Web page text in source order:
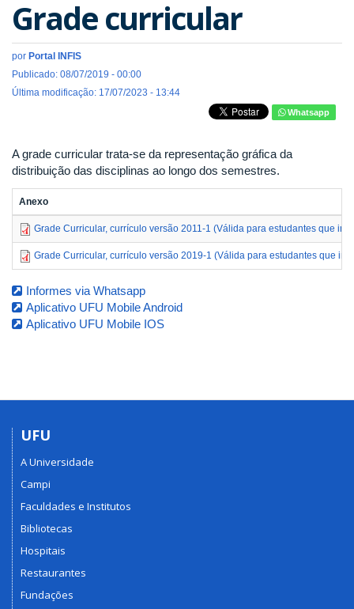
Grade curricular
por Portal INFIS
Publicado: 08/07/2019 - 00:00
Última modificação: 17/07/2023 - 13:44
Whatsapp
A grade curricular trata-se da representação gráfica da
distribuição das disciplinas ao longo dos semestres.
Anexo
Grade Curricular, currículo versão 2011-1 (Válida para estudantes que
Grade Curricular, currículo versão 2019-1 (Válida para estudantes que
Informes via Whatsapp
Aplicativo UFU Mobile Android
Aplicativo UFU Mobile IOS
UFU
A Universidade
Campi
Faculdades e Institutos
Bibliotecas
Hospitais
Restaurantes
Fundações